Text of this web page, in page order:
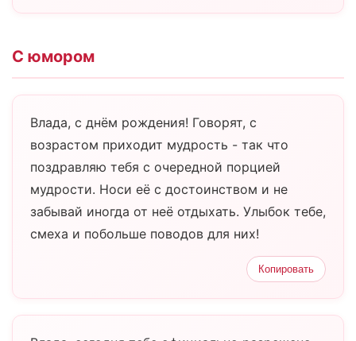
С юмором
Влада, с днём рождения! Говорят, с
возрастом приходит мудрость - так что
поздравляю тебя с очередной порцией
мудрости. Носи её с достоинством и не
забывай иногда от неё отдыхать. Улыбок тебе,
смеха и побольше поводов для них!
Копировать